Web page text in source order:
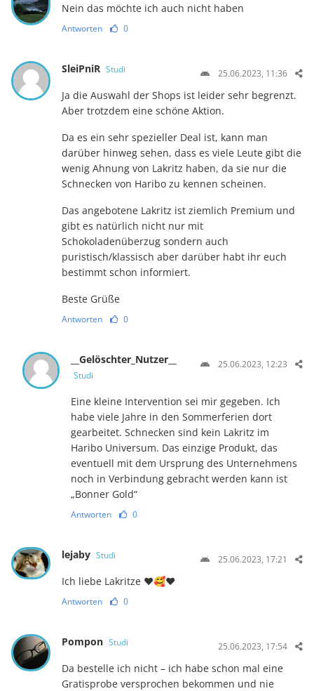
Nein das möchte ich auch nicht haben
Antworten 0
SleiPniR Studi 25.06.2023, 11:36
Ja die Auswahl der Shops ist leider sehr begrenzt.
Aber trotzdem eine schöne Aktion.
Da es ein sehr spezieller Deal ist, kann man
darüber hinweg sehen, dass es viele Leute gibt die
wenig Ahnung von Lakritz haben, da sie nur die
Schnecken von Haribo zu kennen scheinen.
Das angebotene Lakritz ist ziemlich Premium und
gibt es natürlich nicht nur mit
Schokoladenüberzug sondern auch
puristisch/klassisch aber darüber habt ihr euch
bestimmt schon informiert.
Beste Grüße
Antworten 0
__Gelöschter_Nutzer__
Studi
25.06.2023, 12:23
Eine kleine Intervention sei mir gegeben. Ich
habe viele Jahre in den Sommerferien dort
gearbeitet. Schnecken sind kein Lakritz im
Haribo Universum. Das einzige Produkt, das
eventuell mit dem Ursprung des Unternehmens
noch in Verbindung gebracht werden kann ist
„Bonner Gold“
Antworten 0
lejaby Studi 25.06.2023, 17:21
Ich liebe Lakritze ♥️🥰♥️
Antworten 0
Pompon Studi 25.06.2023, 17:54
Da bestelle ich nicht – ich habe schon mal eine
Gratisprobe versprochen bekommen und nie